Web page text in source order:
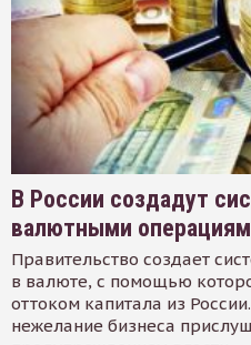
В России создадут
валютными
Правительство создает
в валюте, с помощью
оттоком капитала из
нежелание бизнеса